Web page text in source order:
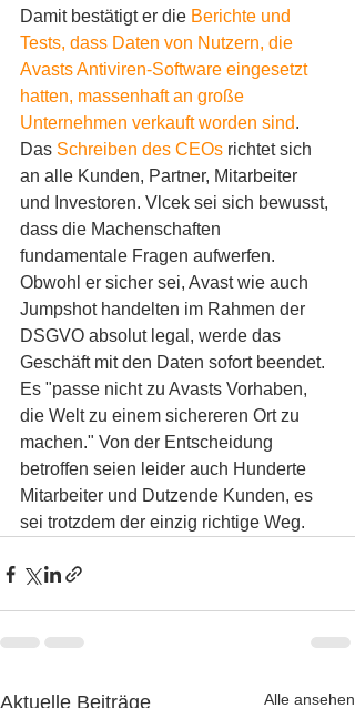
Damit bestätigt er die Berichte und
Tests, dass Daten von Nutzern, die
Avasts Antiviren-Software eingesetzt
hatten, massenhaft an große
Unternehmen verkauft worden sind.
Das Schreiben des CEOs richtet sich
an alle Kunden, Partner, Mitarbeiter
und Investoren. Vlcek sei sich bewusst,
dass die Machenschaften
fundamentale Fragen aufwerfen.
Obwohl er sicher sei, Avast wie auch
Jumpshot handelten im Rahmen der
DSGVO absolut legal, werde das
Geschäft mit den Daten sofort beendet.
Es "passe nicht zu Avasts Vorhaben,
die Welt zu einem sichereren Ort zu
machen." Von der Entscheidung
betroffen seien leider auch Hunderte
Mitarbeiter und Dutzende Kunden, es
sei trotzdem der einzig richtige Weg.
Aktuelle Beiträge Alle ansehen